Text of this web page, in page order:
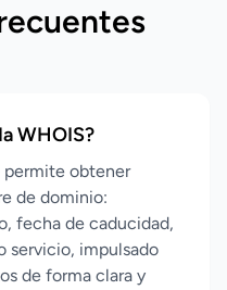
WHOIS?
permite obtener
de dominio:
fecha de caducidad,
servicio, impulsado
de forma clara y